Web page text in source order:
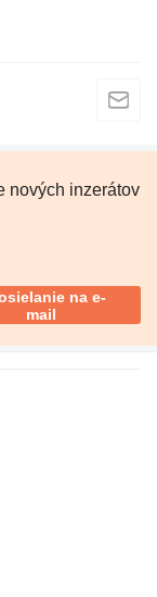
nových inzerátov
na e-
mail